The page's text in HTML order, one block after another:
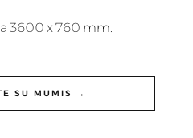
3600 x 760 mm.
SU MUMIS →